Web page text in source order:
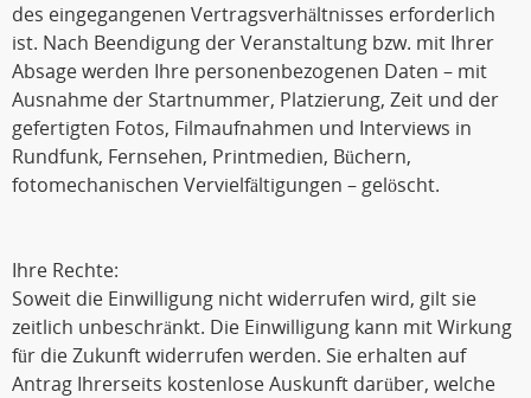
des eingegangenen Vertragsverhältnisses erforderlich
ist. Nach Beendigung der Veranstaltung bzw. mit Ihrer
Absage werden Ihre personenbezogenen Daten – mit
Ausnahme der Startnummer, Platzierung, Zeit und der
gefertigten Fotos, Filmaufnahmen und Interviews in
Rundfunk, Fernsehen, Printmedien, Büchern,
fotomechanischen Vervielfältigungen – gelöscht.
Ihre Rechte:
Soweit die Einwilligung nicht widerrufen wird, gilt sie
zeitlich unbeschränkt. Die Einwilligung kann mit Wirkung
für die Zukunft widerrufen werden. Sie erhalten auf
Antrag Ihrerseits kostenlose Auskunft darüber, welche